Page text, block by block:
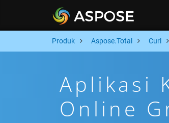
Produk Aspose.Total Curl
Aplikasi
Online